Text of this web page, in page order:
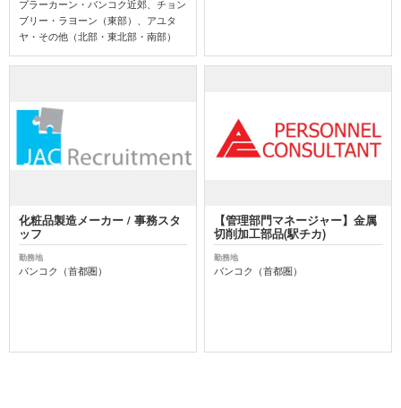
プラーカーン・バンコク近郊、チョン
ブリー・ラヨーン（東部）、アユタ
ヤ・その他（北部・東北部・南部）
化粧品製造メーカー / 事務スタ
ッフ
勤務地
バンコク（首都圏）
【管理部門マネージャー】金属
切削加工部品(駅チカ)
勤務地
バンコク（首都圏）